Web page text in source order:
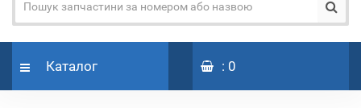
Каталог : 0